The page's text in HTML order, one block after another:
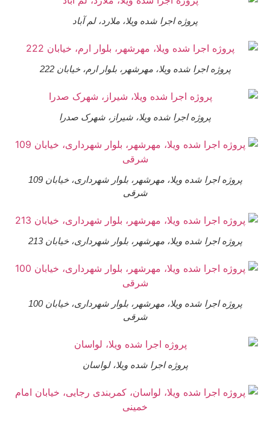
پروژه اجرا شده ویلا، ملارد، لم آباد
پروژه اجرا شده ویلا، مهرشهر، بلوار ارم، خیابان 222
پروژه اجرا شده ویلا، شیراز، شهرک صدرا
پروژه اجرا شده ویلا، مهرشهر، بلوار شهرداری، خیابان 109
پروژه اجرا شده ویلا، مهرشهر، بلوار شهرداری، خیابان 213
پروژه اجرا شده ویلا، مهرشهر، بلوار شهرداری، خیابان 100
پروژه اجرا شده ویلا، لواسان